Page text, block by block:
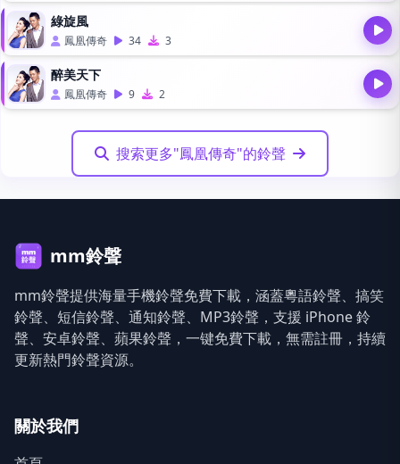
綠旋風
鳳凰傳奇 34 3
醉美天下
鳳凰傳奇 9 2
搜索更多"鳳凰傳奇"的鈴聲
mm鈴聲
mm鈴聲提供海量手機鈴聲免費下載，涵蓋粵語鈴聲、搞笑
鈴聲、短信鈴聲、通知鈴聲、MP3鈴聲，支援 iPhone 鈴
聲、安卓鈴聲、蘋果鈴聲，一键免費下載，無需註冊，持續
更新熱門鈴聲資源。
關於我們